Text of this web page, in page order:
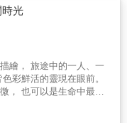
」簡單串起人與人之間
些「需要幫助」的人，
給他的人。 & 他透
自於他和別人建立了連
的一切，正是渴望突破
路的當代台灣年輕人，
Year（空檔年）經歷，
夢想、並且不是只想單
台灣知名女
灣，金門，廈門，福
，紐約等40個一生必去
帶來從感官到精神的最
幽探訪的豐富體驗。 &
有四十個一生必去的美
每一位熱愛旅行的你。
的節拍，惝洋山水之
：迎著徐
光
的一人、一
中最深